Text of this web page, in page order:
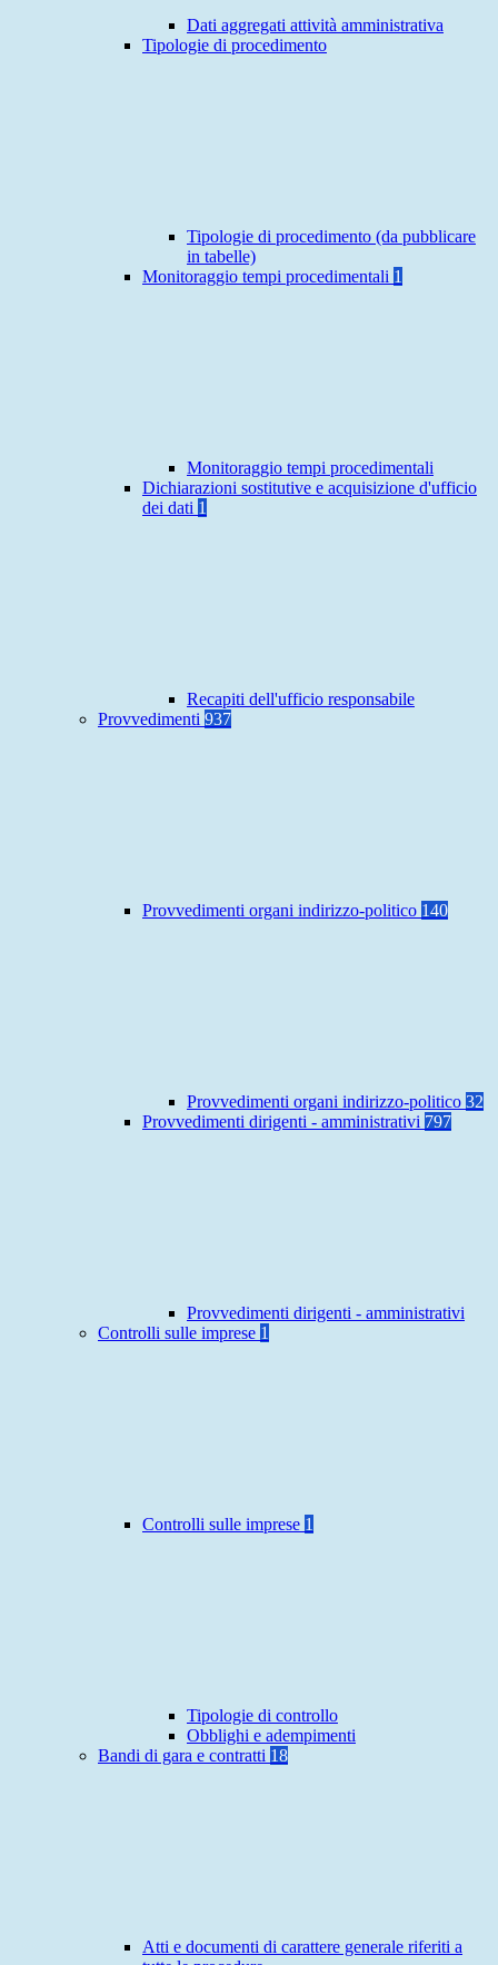
Dati aggregati attività amministrativa
Tipologie di procedimento
Tipologie di procedimento (da pubblicare
in tabelle)
Monitoraggio tempi procedimentali 1
Monitoraggio tempi procedimentali
Dichiarazioni sostitutive e acquisizione d'ufficio
dei dati 1
Recapiti dell'ufficio responsabile
Provvedimenti 937
Provvedimenti organi indirizzo-politico 140
Provvedimenti organi indirizzo-politico 32
Provvedimenti dirigenti - amministrativi 797
Provvedimenti dirigenti - amministrativi
Controlli sulle imprese 1
Controlli sulle imprese 1
Tipologie di controllo
Obblighi e adempimenti
Bandi di gara e contratti 18
Atti e documenti di carattere generale riferiti a